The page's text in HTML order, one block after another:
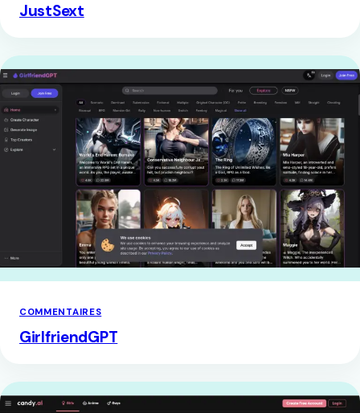
JustSext
COMMENTAIRES
GirlfriendGPT